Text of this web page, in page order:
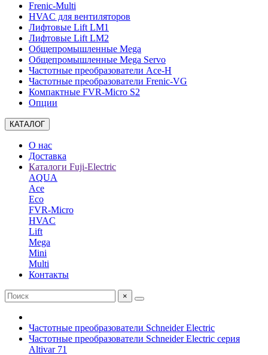
Frenic-Multi
HVAC для вентиляторов
Лифтовые Lift LM1
Лифтовые Lift LM2
Общепромышленные Mega
Общепромышленные Mega Servo
Частотные преобразователи Ace-H
Частотные преобразователи Frenic-VG
Компактные FVR-Micro S2
Опции
КАТАЛОГ
О нас
Доставка
Каталоги Fuji-Electric
AQUA
Ace
Eco
FVR-Micro
HVAC
Lift
Mega
Mini
Multi
Контакты
×
Частотные преобразователи Schneider Electric
Частотные преобразователи Schneider Electric серия
Altivar 71